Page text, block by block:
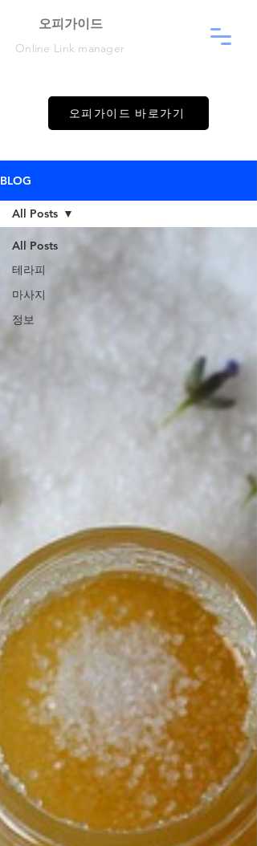
​오피가이드
Online Link manager
오피가이드 바로가기
BLOG
All Posts
테라피
마사지
정보
All Posts